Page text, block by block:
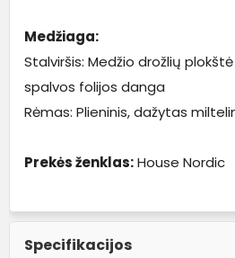
Medžiaga:
Stalviršis: Medžio drožlių
spalvos folijos danga
Rėmas: Plieninis, dažytas
Prekės ženklas:House Nordic
Specifikacijos